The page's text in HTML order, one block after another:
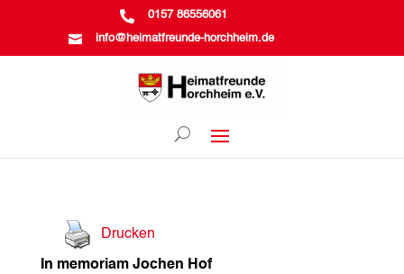
 0157 86556061
 info@heimatfreunde-horchheim.de
Drucken
In memoriam Jochen Hof